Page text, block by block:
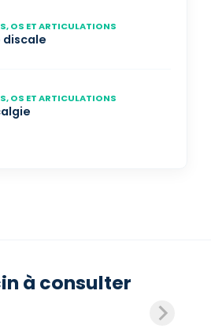
OS ET ARTICULATIONS
discale
OS ET ARTICULATIONS
à consulter